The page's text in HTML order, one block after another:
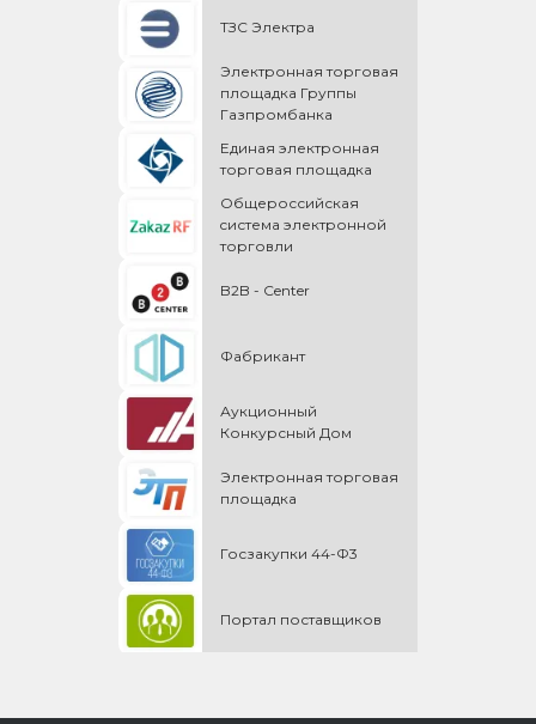
ТЗС Электра
Электронная торговая
площадка Группы
Газпромбанка
Единая электронная
торговая площадка
Общероссийская
cистема электронной
торговли
B2B - Center
Фабрикант
Аукционный
Конкурсный Дом
Электронная торговая
площадка
Госзакупки 44-Ф3
Портал поставщиков